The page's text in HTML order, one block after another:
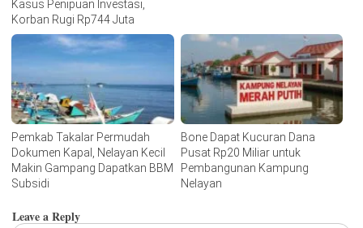
Kasus Penipuan Investasi,
Korban Rugi Rp744 Juta
Pemkab Takalar Permudah
Dokumen Kapal, Nelayan Kecil
Makin Gampang Dapatkan BBM
Subsidi
Bone Dapat Kucuran Dana
Pusat Rp20 Miliar untuk
Pembangunan Kampung
Nelayan
Leave a Reply